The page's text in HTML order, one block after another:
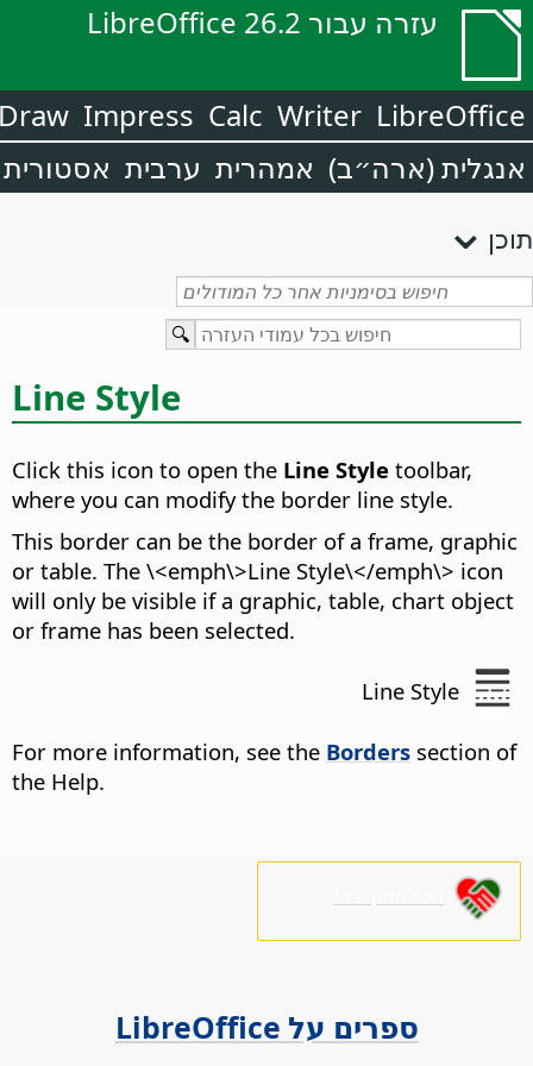
עזרה עבור LibreOffice 26.2
LibreOffice
Writer
Calc
Impress
אנגלית (ארה״ב) אמהרית ערבית אסטורית
תוכן
Line Style
Click this icon to open the Line Style toolbar,
where you can modify the border line style.
This border can be the border of a frame, graphic
or table. The \<emph\>Line Style\</emph\> icon
will only be visible if a graphic, table, chart object
or frame has been selected.
Line Style
For more information, see the Borders section of
the Help.
ספרים על LibreOffice